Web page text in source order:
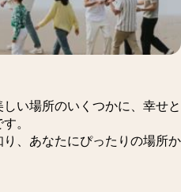
い場所のいくつかに、幸せと
。
、あなたにぴったりの場所か